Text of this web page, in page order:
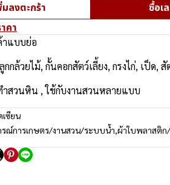
มลงตะกร้า
ซื้อเ
คา
าแบบย่อ
กกล้วยไม้, กั้นคอกสัตว์เลี้ยง, กรงไก่, เป็ด,
สวนหิน , ใช้กับงานสวนหลายแบบ
ซียน
ณ์การเกษตร/งานสวน/ระบบน้ำ,ผ้าใบพลาสติก